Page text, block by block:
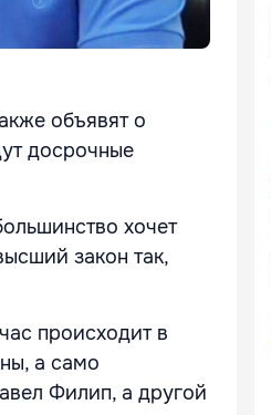
объявят о
досрочные
хочет
закон так,
происходит в
а само
Филип, а другой